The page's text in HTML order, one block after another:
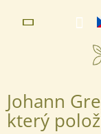
Johann
který